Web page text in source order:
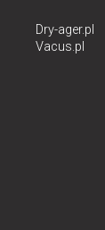
Dry-ager.pl
Vacus.pl